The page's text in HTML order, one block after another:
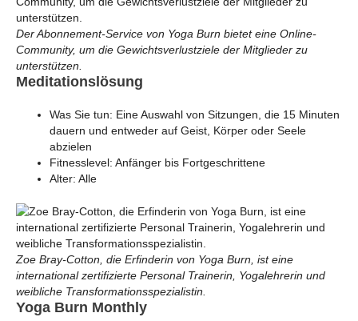
Der Abonnement-Service von Yoga Burn bietet eine Online-
Community, um die Gewichtsverlustziele der Mitglieder zu
unterstützen.
Meditationslösung
Was Sie tun: Eine Auswahl von Sitzungen, die 15 Minuten
dauern und entweder auf Geist, Körper oder Seele
abzielen
Fitnesslevel: Anfänger bis Fortgeschrittene
Alter: Alle
Zoe Bray-Cotton, die Erfinderin von Yoga Burn, ist eine
international zertifizierte Personal Trainerin, Yogalehrerin und
weibliche Transformationsspezialistin.
Yoga Burn Monthly